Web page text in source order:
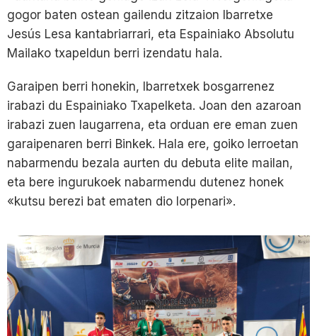
gogor baten ostean gailendu zitzaion Ibarretxe
Jesús Lesa kantabriarrari, eta Espainiako Absolutu
Mailako txapeldun berri izendatu hala.
Garaipen berri honekin, Ibarretxek bosgarrenez
irabazi du Espainiako Txapelketa. Joan den azaroan
irabazi zuen laugarrena, eta orduan ere eman zuen
garaipenaren berri Binkek. Hala ere, goiko lerroetan
nabarmendu bezala aurten du debuta elite mailan,
eta bere ingurukoek nabarmendu dutenez honek
«kutsu berezi bat ematen dio lorpenari».